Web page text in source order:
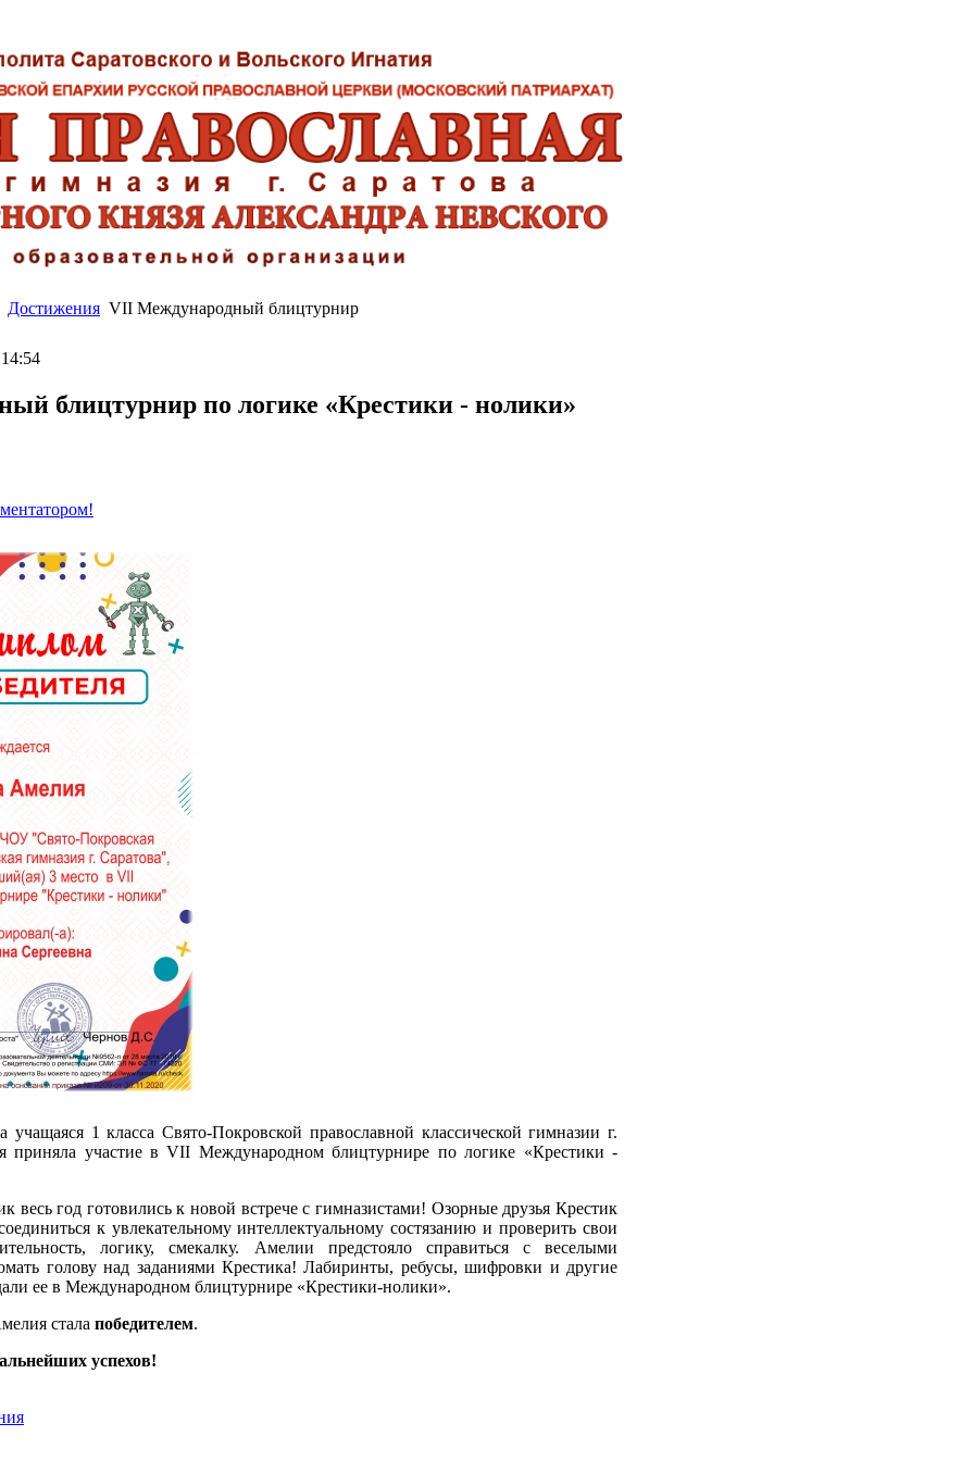
Достижения VII Международный блицтурнир
блицтурнир по логике «Крестики - нолики»
1 класса Свято-Покровской православной классической гимназии г.
приняла участие в VII Международном блицтурнире по логике «Крестики -
весь год готовились к новой встрече с гимназистами! Озорные друзья Крестик
к увлекательному интеллектуальному состязанию и проверить свои
логику, смекалку. Амелии предстояло справиться с веселыми
голову над заданиями Крестика! Лабиринты, ребусы, шифровки и другие
ее в Международном блицтурнире «Крестики-нолики».
стала победителем.
успехов!